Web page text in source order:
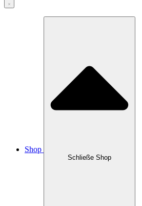
Shop
Schließe Shop